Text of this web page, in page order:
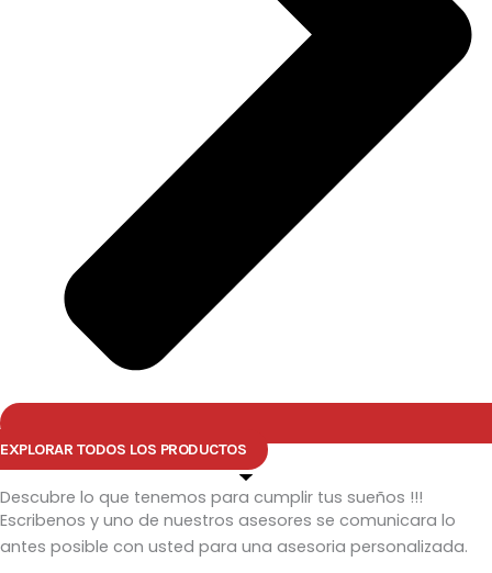
EXPLORAR TODOS LOS PRODUCTOS
Descubre lo que tenemos para cumplir tus sueños !!!
Escribenos y uno de nuestros asesores se comunicara lo
antes posible con usted para una asesoria personalizada.